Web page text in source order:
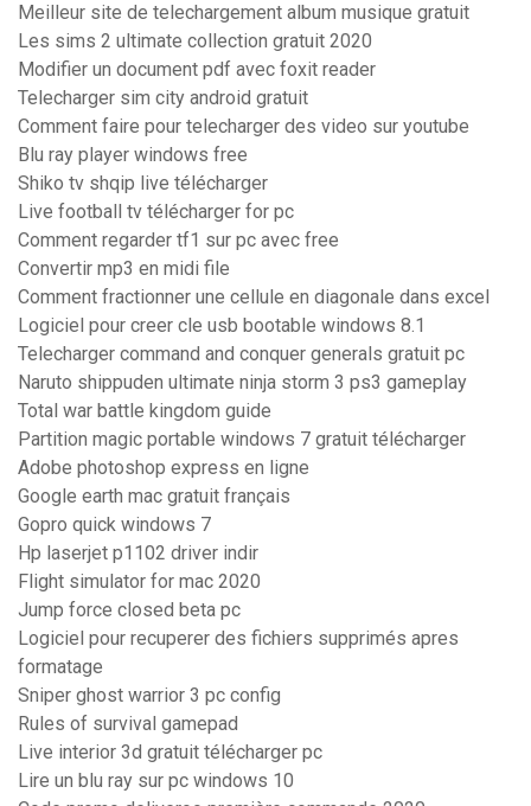
Meilleur site de telechargement album musique gratuit
Les sims 2 ultimate collection gratuit 2020
Modifier un document pdf avec foxit reader
Telecharger sim city android gratuit
Comment faire pour telecharger des video sur youtube
Blu ray player windows free
Shiko tv shqip live télécharger
Live football tv télécharger for pc
Comment regarder tf1 sur pc avec free
Convertir mp3 en midi file
Comment fractionner une cellule en diagonale dans excel
Logiciel pour creer cle usb bootable windows 8.1
Telecharger command and conquer generals gratuit pc
Naruto shippuden ultimate ninja storm 3 ps3 gameplay
Total war battle kingdom guide
Partition magic portable windows 7 gratuit télécharger
Adobe photoshop express en ligne
Google earth mac gratuit français
Gopro quick windows 7
Hp laserjet p1102 driver indir
Flight simulator for mac 2020
Jump force closed beta pc
Logiciel pour recuperer des fichiers supprimés apres
formatage
Sniper ghost warrior 3 pc config
Rules of survival gamepad
Live interior 3d gratuit télécharger pc
Lire un blu ray sur pc windows 10